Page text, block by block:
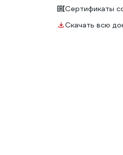
Сертификаты
Скачать всю